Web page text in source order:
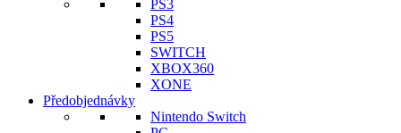
PS3
PS4
PS5
SWITCH
XBOX360
XONE
Předobjednávky
Nintendo Switch